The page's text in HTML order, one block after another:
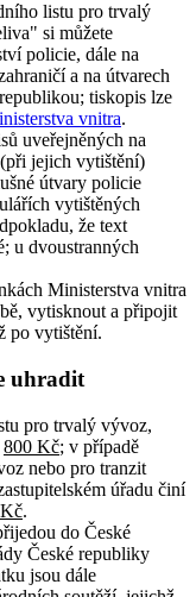
listu pro trvalý
si můžete
policie, dále na
a na útvarech
tiskopis lze
vnitra.
uveřejněných na
jejich vytištění)
útvary policie
vytištěných
že text
u dvoustranných
Ministerstva vnitra
vytisknout a připojit
po vytištění.
uhradit
pro trvalý vývoz,
800 Kč; v případě
nebo pro tranzit
úřadu činí
.
do České
České republiky
jsou dále